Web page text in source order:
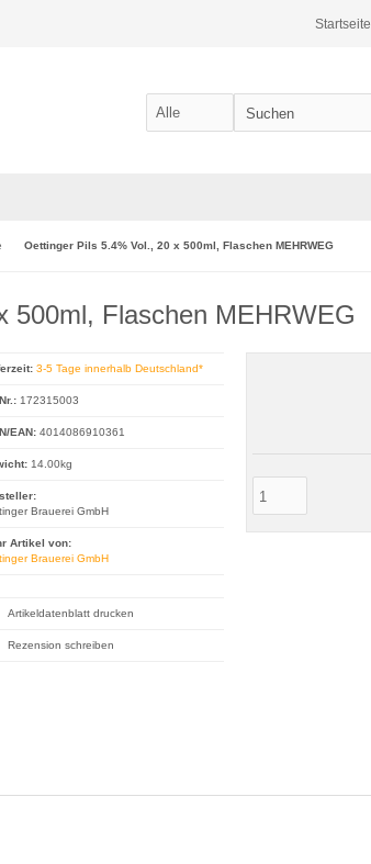
Startseite
Oettinger Pils 5.4% Vol., 20 x 500ml, Flaschen MEHRWEG
500ml, Flaschen MEHRWEG
3-5 Tage innerhalb Deutschland*
172315003
EAN: 4014086910361
14.00kg
Brauerei GmbH
Artikel von:
Brauerei GmbH
Artikeldatenblatt drucken
Rezension schreiben